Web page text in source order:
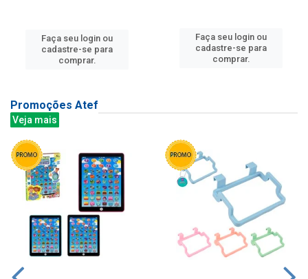
Faça seu login ou
cadastre-se para
comprar.
Faça seu login ou
cadastre-se para
comprar.
Promoções Atef
Veja mais